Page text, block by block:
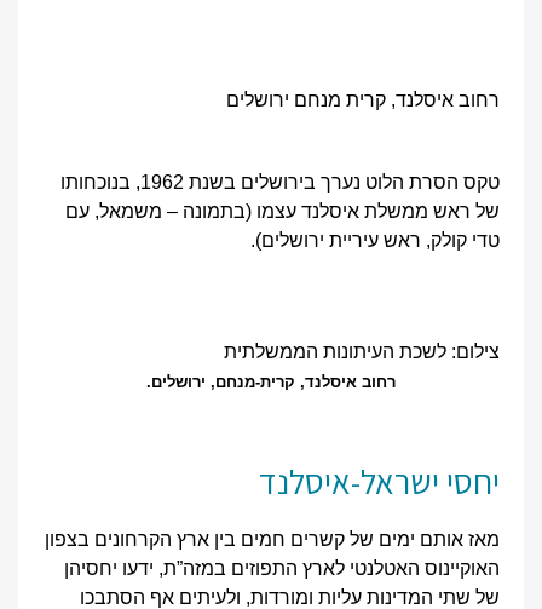
רחוב איסלנד, קרית מנחם ירושלים
טקס הסרת הלוט נערך בירושלים בשנת 1962, בנוכחותו
של ראש ממשלת איסלנד עצמו (בתמונה – משמאל, עם
טדי קולק, ראש עיריית ירושלים).
צילום: לשכת העיתונות הממשלתית
רחוב איסלנד, קרית-מנחם, ירושלים.
יחסי ישראל-איסלנד
מאז אותם ימים של קשרים חמים בין ארץ הקרחונים בצפון
האוקיינוס האטלנטי לארץ התפוזים במזה”ת, ידעו יחסיהן
של שתי המדינות עליות ומורדות, ולעיתים אף הסתבכו